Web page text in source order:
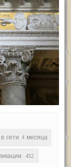
сети 4 месяца
432